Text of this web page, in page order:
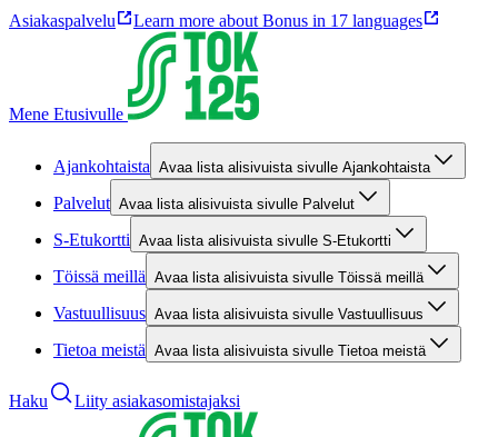
Asiakaspalvelu Learn more about Bonus in 17 languages
Mene Etusivulle
Ajankohtaista Avaa lista alisivuista sivulle Ajankohtaista
Palvelut Avaa lista alisivuista sivulle Palvelut
S-Etukortti Avaa lista alisivuista sivulle S-Etukortti
Töissä meillä Avaa lista alisivuista sivulle Töissä meillä
Vastuullisuus Avaa lista alisivuista sivulle Vastuullisuus
Tietoa meistä Avaa lista alisivuista sivulle Tietoa meistä
Haku Liity asiakasomistajaksi